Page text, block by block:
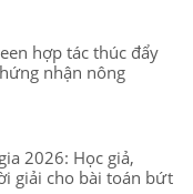
hợp tác thúc đẩy
nhận nông
2026: Học giả,
giải cho bài toán bứt